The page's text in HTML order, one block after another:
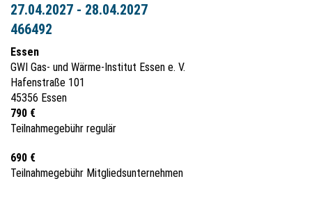
27.04.2027 - 28.04.2027
466492
Essen
GWI Gas- und Wärme-Institut Essen e. V.
Hafenstraße 101
45356 Essen
790 €
Teilnahmegebühr regulär
690 €
Teilnahmegebühr Mitgliedsunternehmen